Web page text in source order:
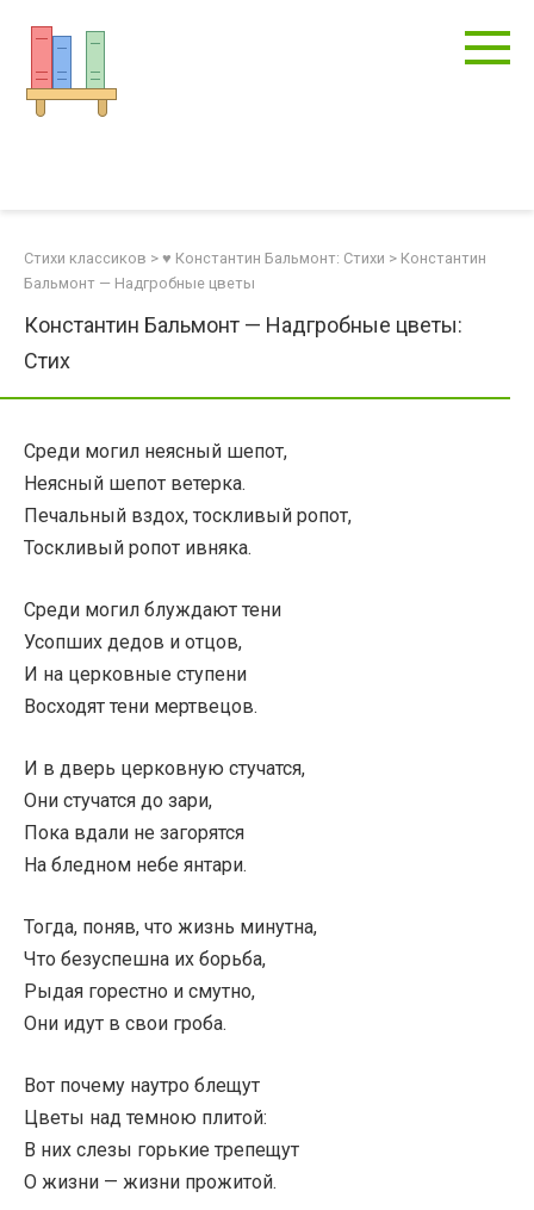
контенту
Стихи классиков > ♥ Константин Бальмонт: Стихи > Константин
Бальмонт — Надгробные цветы
Константин Бальмонт — Надгробные цветы:
Стих
Среди могил неясный шепот,
Неясный шепот ветерка.
Печальный вздох, тоскливый ропот,
Тоскливый ропот ивняка.
Среди могил блуждают тени
Усопших дедов и отцов,
И на церковные ступени
Восходят тени мертвецов.
И в дверь церковную стучатся,
Они стучатся до зари,
Пока вдали не загорятся
На бледном небе янтари.
Тогда, поняв, что жизнь минутна,
Что безуспешна их борьба,
Рыдая горестно и смутно,
Они идут в свои гроба.
Вот почему наутро блещут
Цветы над темною плитой:
В них слезы горькие трепещут
О жизни — жизни прожитой.